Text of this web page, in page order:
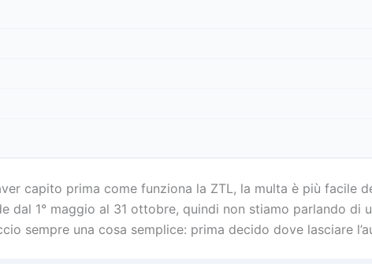
capito prima come funziona la ZTL, la multa è più facile
dal 1° maggio al 31 ottobre, quindi non stiamo parlando di
sempre una cosa semplice: prima decido dove lasciare